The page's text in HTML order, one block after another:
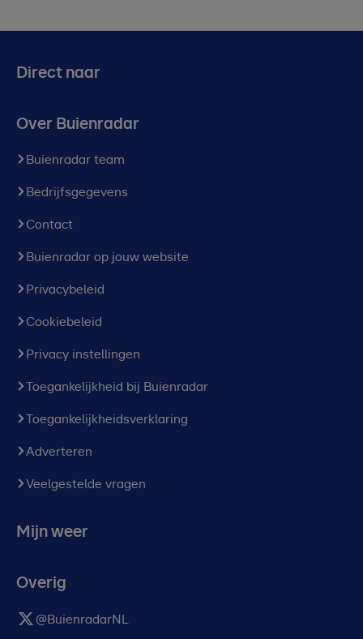
Direct naar
Over Buienradar
Buienradar team
Bedrijfsgegevens
Contact
Buienradar op jouw website
Privacybeleid
Cookiebeleid
Privacy instellingen
Toegankelijkheid bij Buienradar
Toegankelijkheidsverklaring
Adverteren
Veelgestelde vragen
Mijn weer
Overig
@BuienradarNL